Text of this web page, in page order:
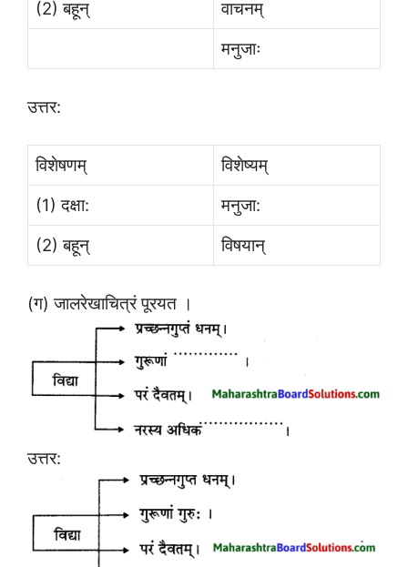
(2) बहून्
वाचनम्
मनुजाः
उत्तर:
विशेषणम्
विशेष्यम्
(1) दक्षा:
मनुजा:
(2) बहून्
विषयान्
(ग) जालरेखाचित्रं पूरयत ।
उत्तर: